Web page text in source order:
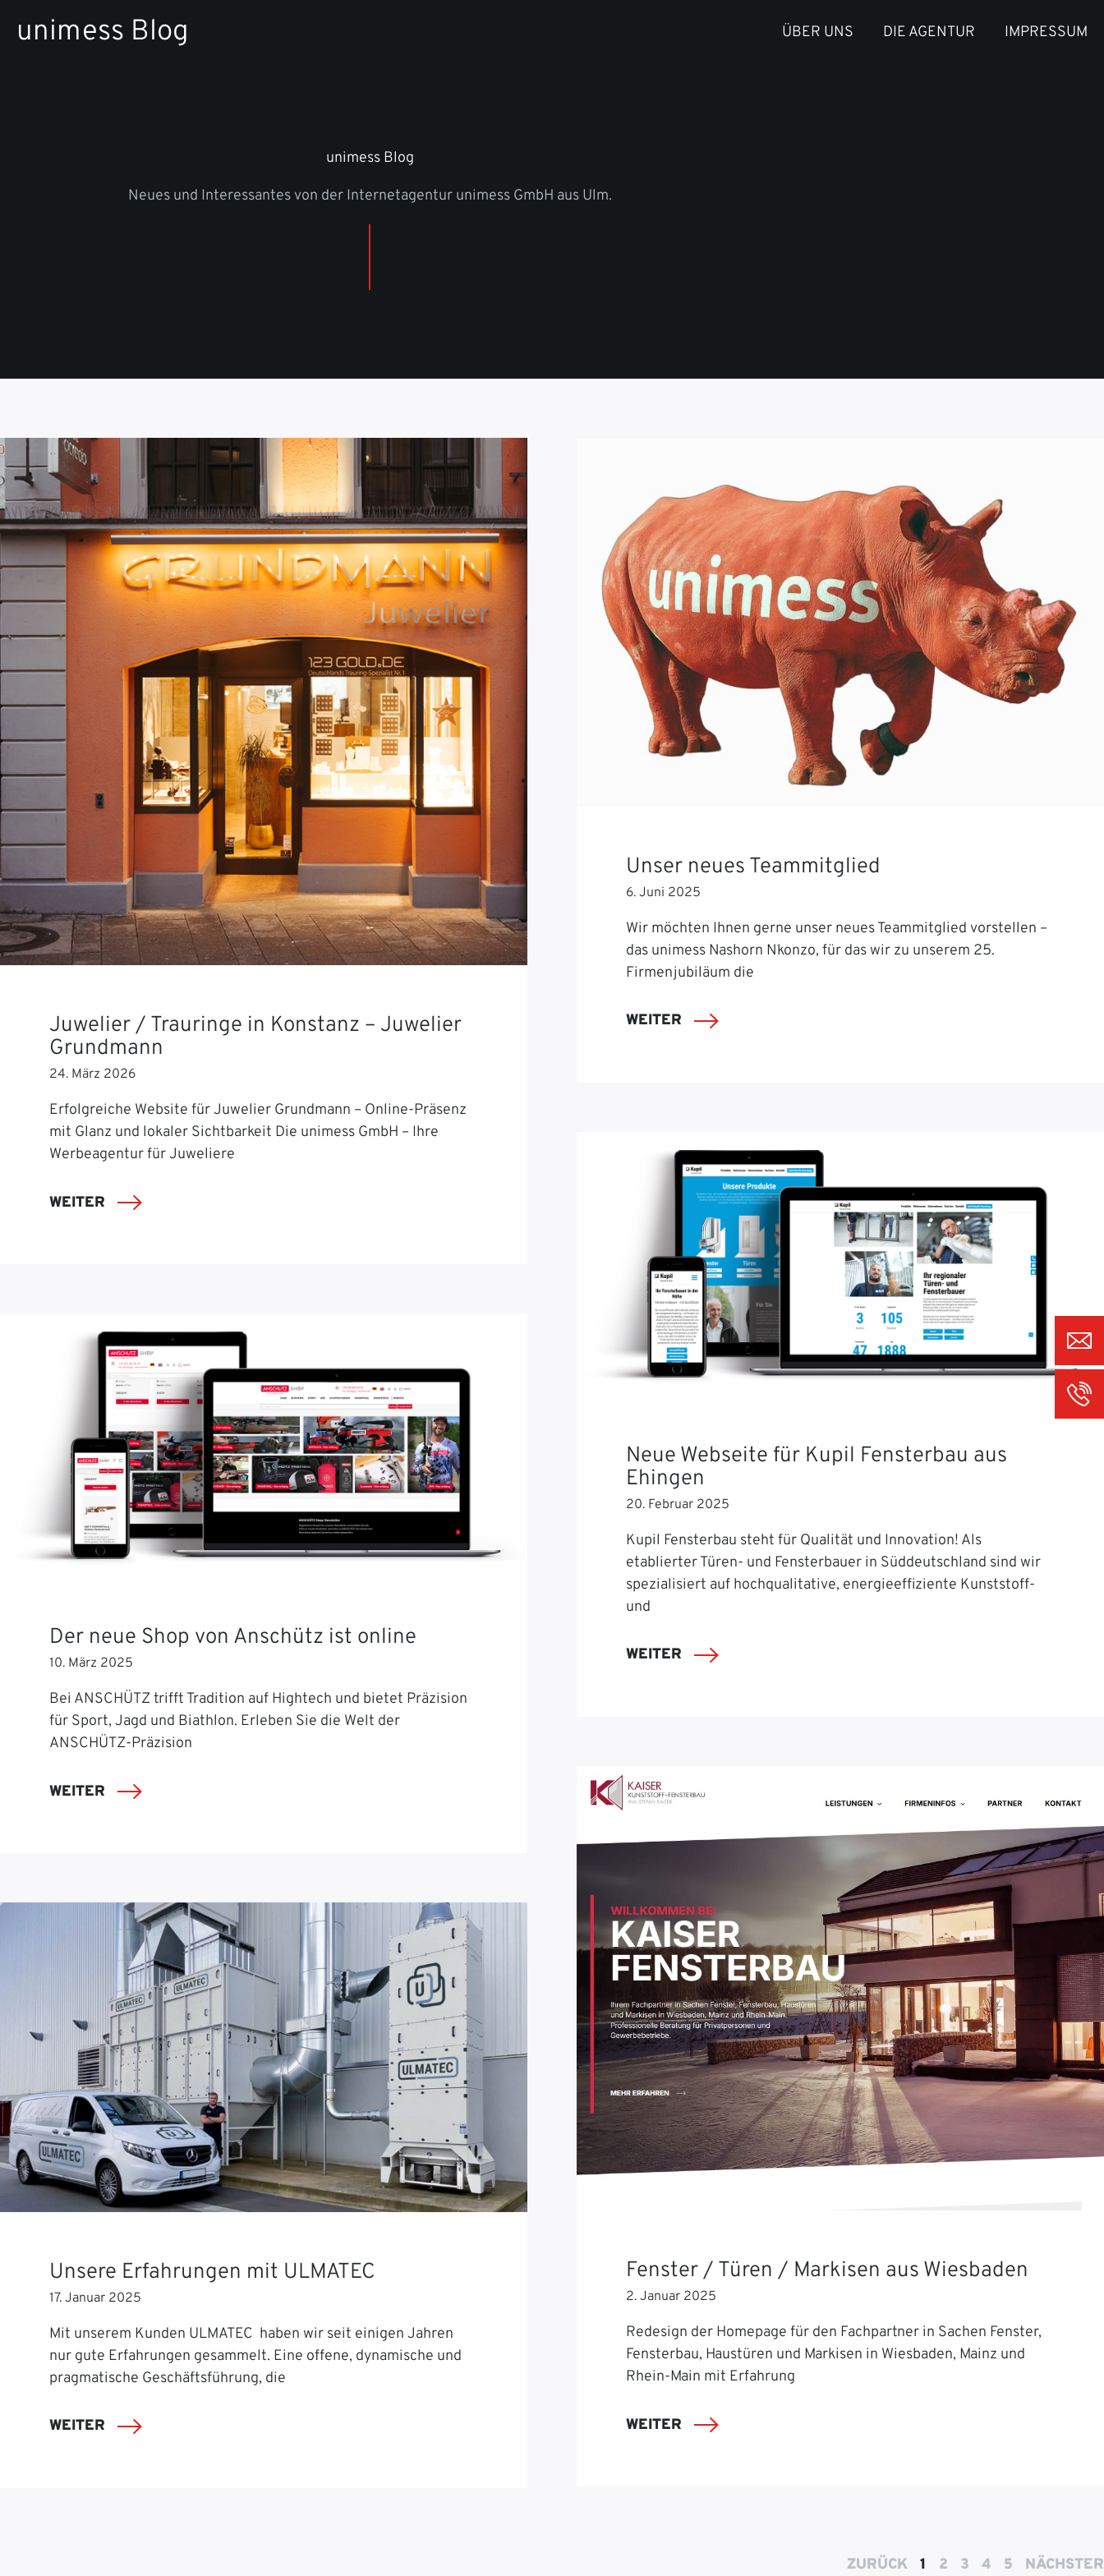
Inhaltunimess Blog ÜBER UNS DIE AGENTUR IMPRESSUM
unimess Blog
Neues und Interessantes von der Internetagentur unimess GmbH aus Ulm.
Juwelier / Trauringe in Konstanz – Juwelier
Grundmann
24. März 2026
Erfolgreiche Website für Juwelier Grundmann – Online-Präsenz
mit Glanz und lokaler Sichtbarkeit Die unimess GmbH – Ihre
Werbeagentur für Juweliere
WEITER
Unser neues Teammitglied
6. Juni 2025
Wir möchten Ihnen gerne unser neues Teammitglied vorstellen –
das unimess Nashorn Nkonzo, für das wir zu unserem 25.
Firmenjubiläum die
WEITER
Der neue Shop von Anschütz ist online
10. März 2025
Bei ANSCHÜTZ trifft Tradition auf Hightech und bietet Präzision
für Sport, Jagd und Biathlon. Erleben Sie die Welt der
ANSCHÜTZ-Präzision
WEITER
Neue Webseite für Kupil Fensterbau aus
Ehingen
20. Februar 2025
Kupil Fensterbau steht für Qualität und Innovation! Als
etablierter Türen- und Fensterbauer in Süddeutschland sind wir
spezialisiert auf hochqualitative, energieeffiziente Kunststoff-
und
WEITER
Unsere Erfahrungen mit ULMATEC
17. Januar 2025
Mit unserem Kunden ULMATEC haben wir seit einigen Jahren
nur gute Erfahrungen gesammelt. Eine offene, dynamische und
pragmatische Geschäftsführung, die
WEITER
Fenster / Türen / Markisen aus Wiesbaden
2. Januar 2025
Redesign der Homepage für den Fachpartner in Sachen Fenster,
Fensterbau, Haustüren und Markisen in Wiesbaden, Mainz und
Rhein-Main mit Erfahrung
WEITER
ZURÜCK 1 2 3 4 5 NÄCHSTER